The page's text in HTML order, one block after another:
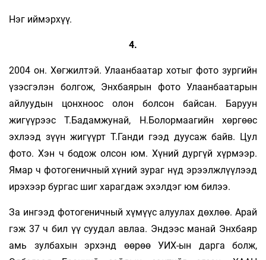
Нэг иймэрхүү.
4.
2004 он. Хөгжилтэй. Улаанбаатар хотыг фото зургийн
үзэсгэлэн болгож, Энхбаярын фото Улаанбаатарын
айлуудын цонхноос олон болсон байсан. Баруун
жигүүрээс Т.Бадамжунай, Н.Болормаагийн хөргөөс
эхлээд зүүн жигүүрт Т.Ганди гээд дуусаж байв. Цул
фото. Хэн ч бодож олсон юм. Хүний дургүй хүрмээр.
Ямар ч фотогеничный хүний зураг нүд эрээлжлүүлээд
ирэхээр бургас шиг харагдаж эхэлдэг юм билээ.
За ингээд фотогеничный хүмүүс алуулах дөхлөө. Арай
гэж 37 ч бил үү суудал авлаа. Эндээс манай Энхбаяр
амь зулбахын эрхэнд өөрөө УИХ-ын дарга болж,